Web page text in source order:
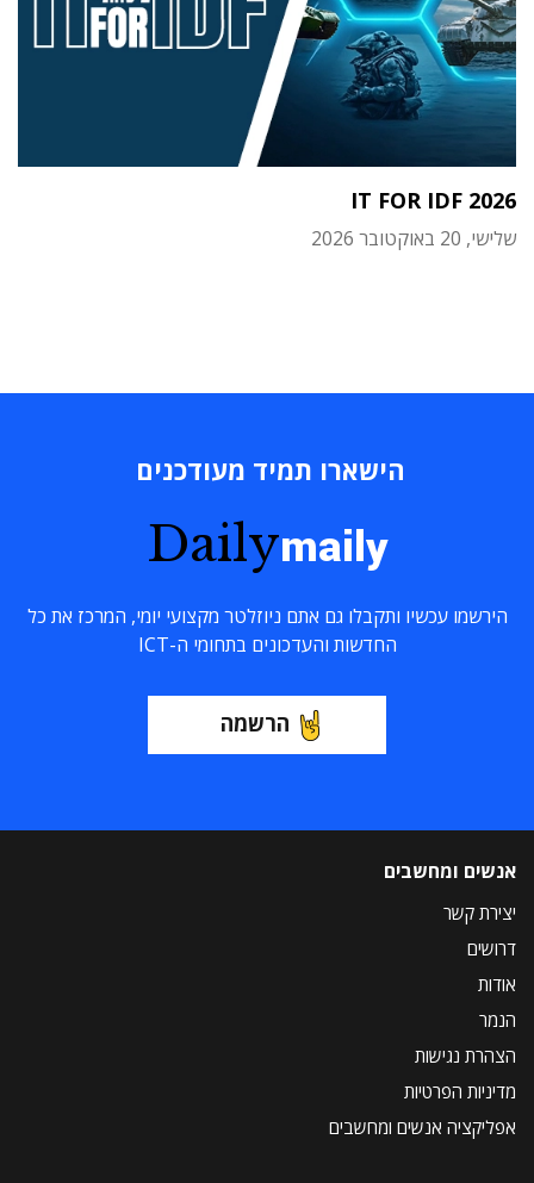
IT FOR IDF 2026
שלישי, 20 באוקטובר 2026
הישארו תמיד מעודכנים
Dailymaily
הירשמו עכשיו ותקבלו גם אתם ניוזלטר מקצועי יומי, המרכז את כל
החדשות והעדכונים בתחומי ה-ICT
הרשמה
אנשים ומחשבים
יצירת קשר
דרושים
אודות
הנמר
הצהרת נגישות
מדיניות הפרטיות
אפליקציה אנשים ומחשבים